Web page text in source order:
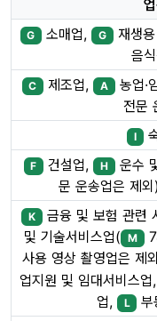
G 소매업, G 재생용
음
C 제조업, A 농업·
전문
I
F 건설업, H 운수
문 운송업은 제
K 금융 및 보험 관련
및 기술서비스업( M
사용 영상 촬영업은 제
업지원 및 임대서비스업,
업,
L 부